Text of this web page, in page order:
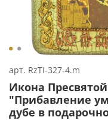
арт. RzTI-327-4.m
Икона
"Прибавление
дубе в